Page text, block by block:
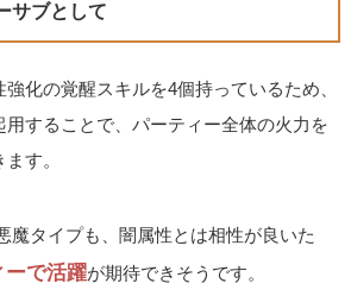
サブとして
化の覚醒スキルを4個持っているため、
用することで、パーティー全体の火力を
す。
魔タイプも、闇属性とは相性が良いた
ーで活躍が期待できそうです。